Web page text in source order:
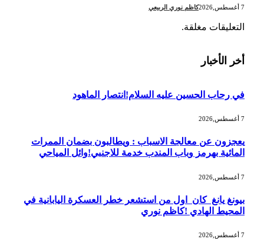
كاظم نوري الربيعي
التعليقات مغلقة.
أخر الأخبار
في رحاب الحسين عليه السلام!انتصار الماهود
يعجزون عن معالجة الاسباب : ويطالبون بضمان الممرات
المائية بهرمز وباب المندب خدمة للاجنبي!وائل المياحي
بيونغ يانغ كان اول من استشعر خطر العسكرة اليابانية في
المحيط الهادي !كاظم نوري